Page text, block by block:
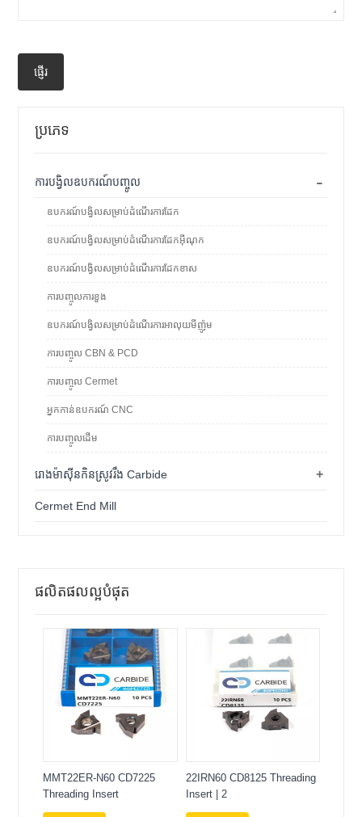
ផ្ញើរ
ប្រភេទ
-
ការបង្វិលឧបករណ៍បញ្ចូល
ឧបករណ៍បង្វិលសម្រាប់ដំណើរការដែក
ឧបករណ៍បង្វិលសម្រាប់ដំណើរការដែកអ៊ីណុក
ឧបករណ៍បង្វិលសម្រាប់ដំណើរការដែកខាស
ការបញ្ចូលការខួង
ឧបករណ៍បង្វិលសម្រាប់ដំណើរការអាលុយមីញ៉ូម
ការបញ្ចូល CBN & PCD
ការបញ្ចូល Cermet
អ្នកកាន់ឧបករណ៍ CNC
ការបញ្ចូលដើម
+
រោងម៉ាស៊ីនកិនស្រូវរឹង Carbide
Cermet End Mill
ផលិតផលល្អបំផុត
MMT22ER-N60 CD7225
Threading Insert
22IRN60 CD8125 Threading
Insert | 2